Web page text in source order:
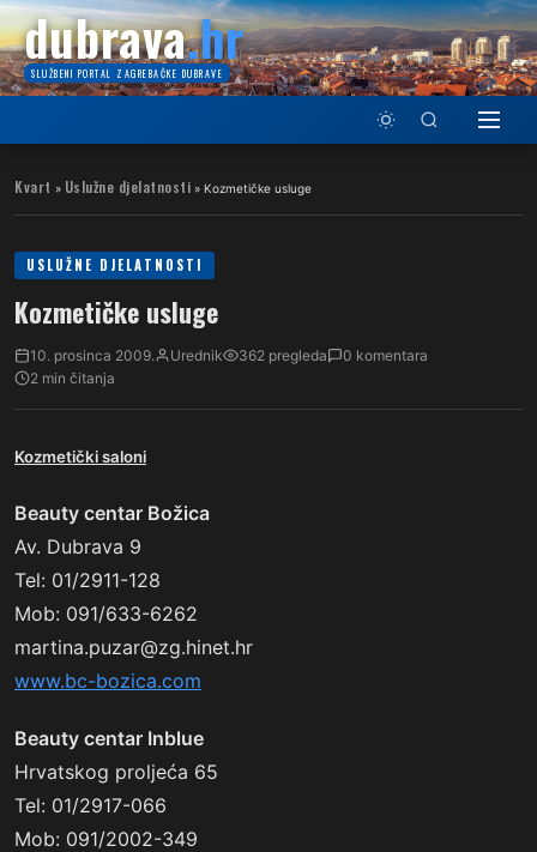
dubrava.hr
SLUŽBENI PORTAL ZAGREBAČKE DUBRAVE
Kvart » Uslužne djelatnosti » Kozmetičke usluge
USLUŽNE DJELATNOSTI
Kozmetičke usluge
10. prosinca 2009. Urednik 362 pregleda
0 komentara
2 min čitanja
Kozmetički saloni
Beauty centar Božica
Av. Dubrava 9
Tel: 01/2911-128
Mob: 091/633-6262
martina.puzar@zg.hinet.hr
www.bc-bozica.com
Beauty centar Inblue
Hrvatskog proljeća 65
Tel: 01/2917-066
Mob: 091/2002-349